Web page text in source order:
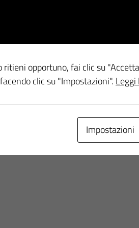
strategici in materia di
)
aggiornamento
Maggio 2026, 11:27
ritieni opportuno, fai clic su
clic su "Impostazioni".
Impostazioni